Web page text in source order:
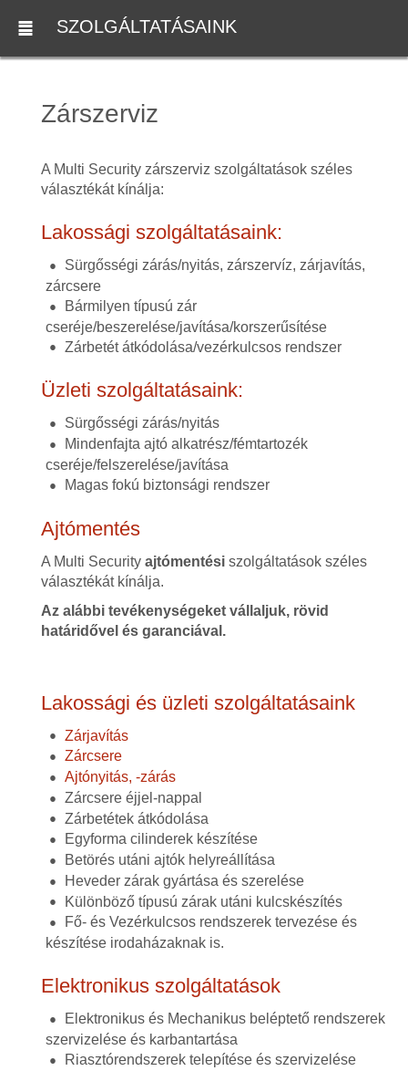
SZOLGÁLTATÁSAINK
Zárszerviz
A Multi Security zárszerviz szolgáltatások széles
választékát kínálja:
Lakossági szolgáltatásaink:
Sürgősségi zárás/nyitás, zárszervíz, zárjavítás,
zárcsere
Bármilyen típusú zár
cseréje/beszerelése/javítása/korszerűsítése
Zárbetét átkódolása/vezérkulcsos rendszer
Üzleti szolgáltatásaink:
Sürgősségi zárás/nyitás
Mindenfajta ajtó alkatrész/fémtartozék
cseréje/felszerelése/javítása
Magas fokú biztonsági rendszer
Ajtómentés
A Multi Security ajtómentésiszolgáltatások széles
választékát kínálja.
Az alábbi tevékenységeket vállaljuk, rövid
határidővel és garanciával.
Lakossági és üzleti szolgáltatásaink
Zárjavítás
Zárcsere
Ajtónyitás, -zárás
Zárcsere éjjel-nappal
Zárbetétek átkódolása
Egyforma cilinderek készítése
Betörés utáni ajtók helyreállítása
Heveder zárak gyártása és szerelése
Különböző típusú zárak utáni kulcskészítés
Fő- és Vezérkulcsos rendszerek tervezése és
készítése irodaházaknak is.
Elektronikus szolgáltatások
Elektronikus és Mechanikus beléptető rendszerek
szervizelése és karbantartása
Riasztórendszerek telepítése és szervizelése